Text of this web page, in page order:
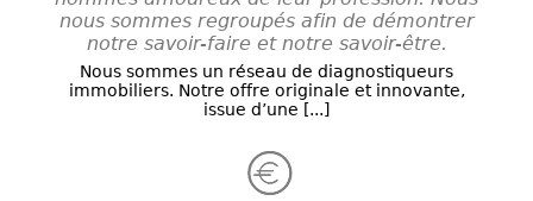
nous sommes regroupés afin de démontrer
notre savoir-faire et notre savoir-être.
Nous sommes un réseau de diagnostiqueurs
immobiliers. Notre offre originale et innovante,
issue d’une [...]